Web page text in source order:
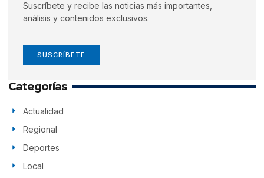
Suscríbete y recibe las noticias más importantes,
análisis y contenidos exclusivos.
SUSCRÍBETE
Categorías
Actualidad
Regional
Deportes
Local